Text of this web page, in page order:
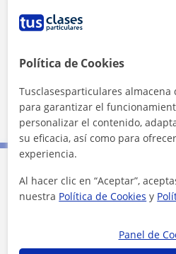
2 km
Contacta con Iván
Política de Cookies
Tusclasesparticulares almacena
para garantizar el
personalizar el contenido,
su eficacia, así como para
experiencia.
Al hacer clic en “Aceptar”,
nuestra Política de Cookies y
Panel de